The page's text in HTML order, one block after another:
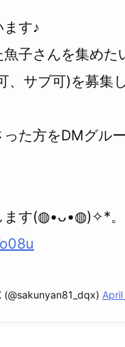
す♪
子さんを集め
、サブ可)を募集し
った方をDMグル
ます(◍•ᴗ•◍)✧*。